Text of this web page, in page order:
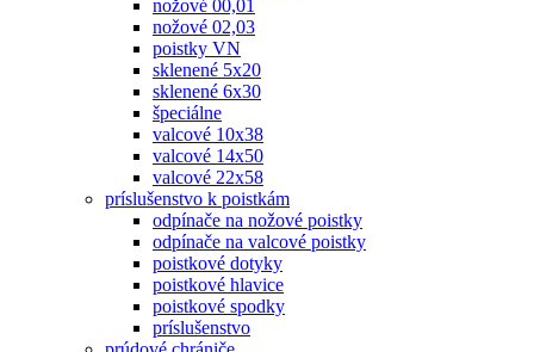
nožové 00,01
nožové 02,03
poistky VN
sklenené 5x20
sklenené 6x30
špeciálne
valcové 10x38
valcové 14x50
valcové 22x58
príslušenstvo k poistkám
odpínače na nožové poistky
odpínače na valcové poistky
poistkové dotyky
poistkové hlavice
poistkové spodky
príslušenstvo